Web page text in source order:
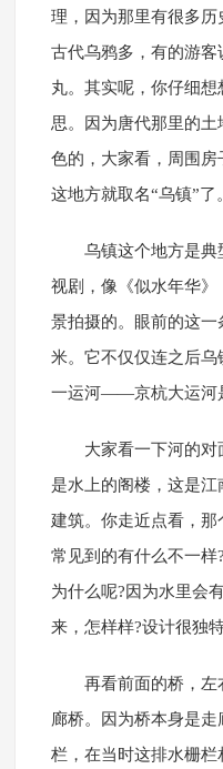
理，因为那里有很多
古代乌鸦多，有的游
丸。其实呢，你仔细
思。因为唐代那里的
色的，大家看，周围
这地方就取名“乌镇”了。
乌镇这个地方是
视剧，像《似水年华
景拍摄的。眼前的这一
米。它不仅仅连之后
一运河——京杭大运河
大家看一下河的
是水上的阁楼，这是
建筑。你走近点看，
常见到的有什么不一样
为什么呢?因为水里会
来，怎样样?设计很独
再看前面的桥，左
廊桥。因为桥本身是
栏，在当时这排水栅